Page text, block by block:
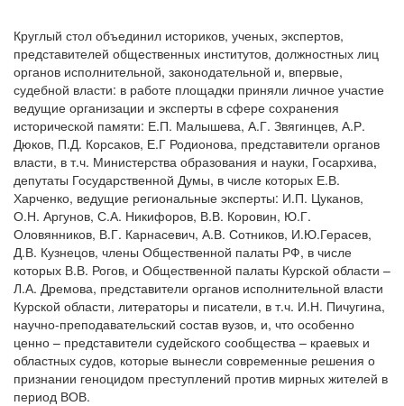
Круглый стол объединил историков, ученых, экспертов,
представителей общественных институтов, должностных лиц
органов исполнительной, законодательной и, впервые,
судебной власти: в работе площадки приняли личное участие
ведущие организации и эксперты в сфере сохранения
исторической памяти: Е.П. Малышева, А.Г. Звягинцев, А.Р.
Дюков, П.Д. Корсаков, Е.Г Родионова, представители органов
власти, в т.ч. Министерства образования и науки, Госархива,
депутаты Государственной Думы, в числе которых Е.В.
Харченко, ведущие региональные эксперты: И.П. Цуканов,
О.Н. Аргунов, С.А. Никифоров, В.В. Коровин, Ю.Г.
Оловянников, В.Г. Карнасевич, А.В. Сотников, И.Ю.Герасев,
Д.В. Кузнецов, члены Общественной палаты РФ, в числе
которых В.В. Рогов, и Общественной палаты Курской области –
Л.А. Дремова, представители органов исполнительной власти
Курской области, литераторы и писатели, в т.ч. И.Н. Пичугина,
научно-преподавательский состав вузов, и, что особенно
ценно – представители судейского сообщества – краевых и
областных судов, которые вынесли современные решения о
признании геноцидом преступлений против мирных жителей в
период ВОВ.